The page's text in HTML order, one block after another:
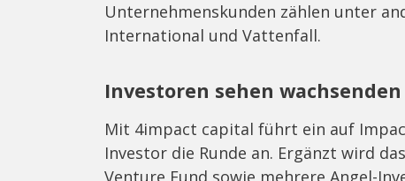
Unternehmenskunden zählen unter
International und Vattenfall.
Investoren sehen
Mit 4impact capital führt ein auf
Investor die Runde an. Ergänzt wird
Venture Fund sowie mehrere Angel-